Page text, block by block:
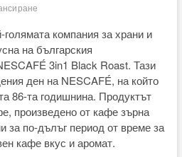
компания за храни и
на българския
3in1 Black Roast. Тази
ден на NESCAFÉ, на който
86-та годишнина. Продуктът
произведено от кафе зърна
за по-дълъг период от време за
кафе вкус и аромат.